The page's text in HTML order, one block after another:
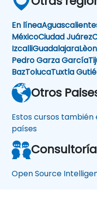
En línea
MéxicoCiudad Juárez
IzcalliGuadalajaraLèon
Pedro Garza García
BazTolucaTuxtla
Otros
Estos cursos
países
Consultoría
Open Source